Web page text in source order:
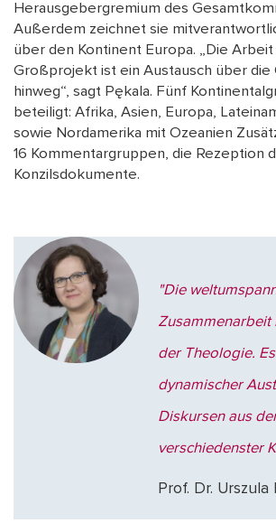
Herausgebergremium des
Außerdem zeichnet sie
über den Kontinent Europa. „Die
Großprojekt ist ein Austausch über die
hinweg“, sagt Pękala. Fünf
beteiligt: Afrika, Asien, Europa,
sowie Nordamerika mit Ozeanien
16 Kommentargruppen, die Rezeption
Konzilsdokumente.
"Die
Zusammenarbeit
der Theologie.
dynamischer
Diskursen aus
verschiedenster
Prof. Dr. Urszula